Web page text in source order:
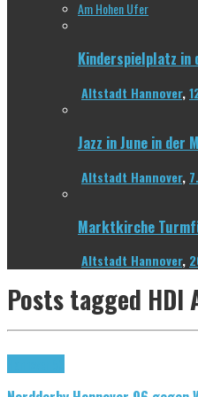
Am Hohen Ufer
Kinderspielplatz in
Altstadt Hannover,
Jazz in June in der
Altstadt Hannover,
Marktkirche
Altstadt Hannover,
Posts tagged HDI